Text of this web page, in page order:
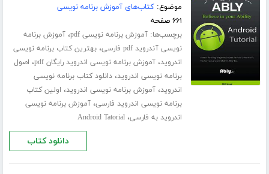
موضوع:کتاب‌های آموزش برنامه نویسی
۶۶۱ صفحه
برچسب‌ها:آموزش برنامه نویسی pdf ،آموزش برنامه
نویسی آندروید pdf فارسی
،بهترین کتاب برنامه نویسی
اندروید،آموزش برنامه نویسی اندروید رایگان pdf ، اصول
برنامه نویسی اندروید،دانلود کتاب برنامه نویسی
اندروید،آموزش برنامه نویسی اندروید، اولین کتاب
برنامه نویسی اندروید فارسی،آموزش برنامه نویسی
اندروید به فارسی،Android Tatorial
دانلود کتاب